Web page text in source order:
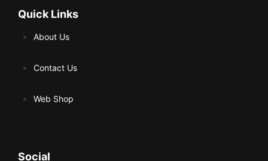
Quick Links
About Us
Contact Us
Web Shop
Social